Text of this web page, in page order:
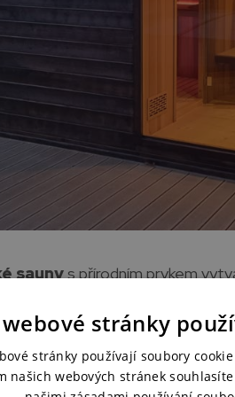
saunys přírodním prvkem
saunu na vyvýšené místo s
vytvořit i uměle. A pro pocit
stránky
stránky používají soubory
našich webových stránek